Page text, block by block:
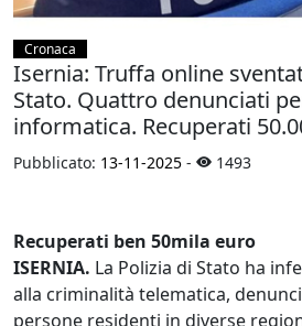
Cronaca
Isernia: Truffa online
Stato. Quattro denunciati
informatica. Recuperati
Pubblicato: 13-11-2025 - 1493
Recuperati ben 50mila euro
ISERNIA. La Polizia di Stato ha
alla criminalità telematica,
persone residenti in diverse